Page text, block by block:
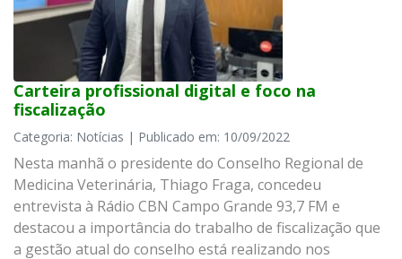
Carteira profissional digital e foco na
fiscalização
Categoria: Notícias | Publicado em: 10/09/2022
Nesta manhã o presidente do Conselho Regional de
Medicina Veterinária, Thiago Fraga, concedeu
entrevista à Rádio CBN Campo Grande 93,7 FM e
destacou a importância do trabalho de fiscalização que
a gestão atual do conselho está realizando nos